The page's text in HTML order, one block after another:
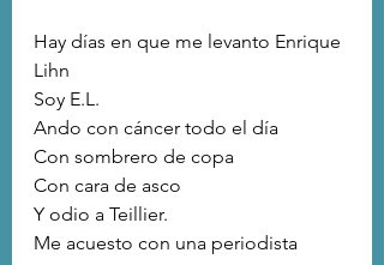
Hay días en que me levanto Enrique
Lihn
Soy E.L.
Ando con cáncer todo el día
Con sombrero de copa
Con cara de asco
Y odio a Teillier.
Me acuesto con una periodista